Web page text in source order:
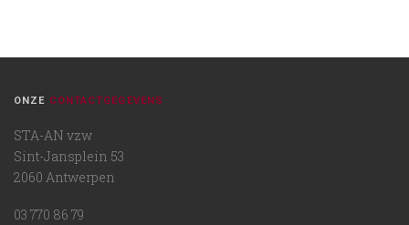
ONZE CONTACTGEGEVENS
STA-AN vzw
Sint-Jansplein 53
2060 Antwerpen
03 770 86 79